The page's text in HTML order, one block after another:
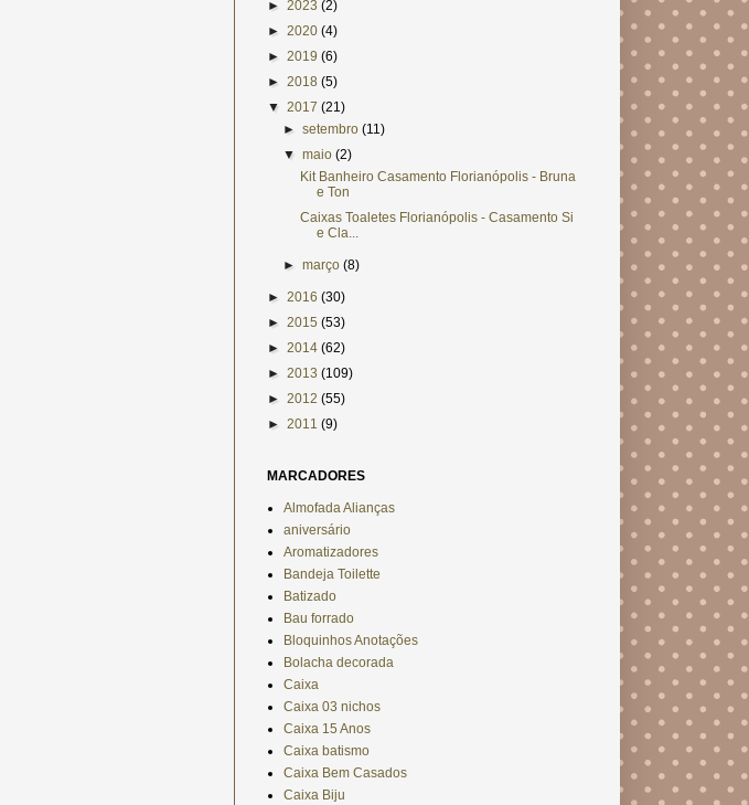
► 2023 (2)
► 2020 (4)
► 2019 (6)
► 2018 (5)
▼ 2017 (21)
►setembro(11)
▼maio(2)
Kit Banheiro Casamento Florianópolis - Bruna
e Ton
Caixas Toaletes Florianópolis - Casamento Si
e Cla...
►março(8)
► 2016 (30)
► 2015 (53)
► 2014 (62)
► 2013 (109)
► 2012 (55)
► 2011 (9)
MARCADORES
Almofada Alianças
aniversário
Aromatizadores
Bandeja Toilette
Batizado
Bau forrado
Bloquinhos Anotações
Bolacha decorada
Caixa
Caixa 03 nichos
Caixa 15 Anos
Caixa batismo
Caixa Bem Casados
Caixa Biju